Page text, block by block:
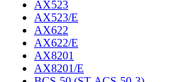
AX523
AX523/E
AX622
AX622/E
AX8201
AX8201/E